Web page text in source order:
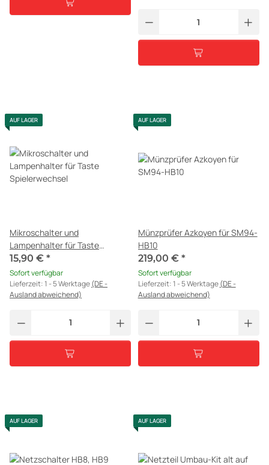
AUF LAGER
Mikroschalter und
Lampenhalter für Taste
Spielerwechsel
15,90 € *
Sofort verfügbar
Lieferzeit:1 - 5 Werktage(DE -
Ausland abweichend)
AUF LAGER
Münzprüfer Azkoyen für SM94-
HB10
219,00 € *
Sofort verfügbar
Lieferzeit:1 - 5 Werktage(DE -
Ausland abweichend)
AUF LAGER AUF LAGER